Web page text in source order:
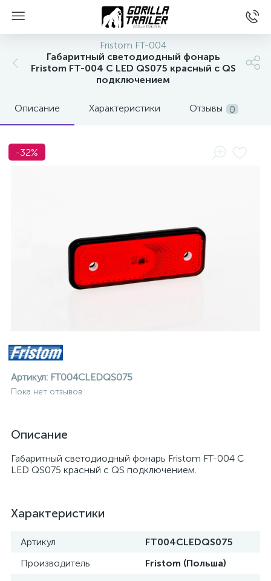
Fristom FT-004
Габаритный светодиодный фонарь
Fristom FT-004 С LED QS075 красный c QS
подключением
Описание Характеристики Отзывы 0
-32%
Артикул: FT004CLEDQS075
Пока нет отзывов
Описание
Габаритный светодиодный фонарь Fristom FT-004 С
LED QS075 красный c QS подключением.
Характеристики
Артикул
FT004CLEDQS075
Производитель
Fristom (Польша)